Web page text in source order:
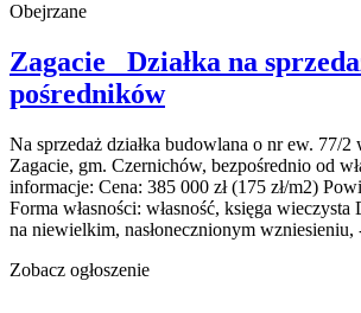
Obejrzane
Zagacie Działka na
pośredników
Na sprzedaż działka budowlana o nr ew. 77/2
Zagacie, gm. Czernichów, bezpośrednio od
informacje: Cena: 385 000 zł (175 zł/m2)
Forma własności: własność, księga wieczysta
na niewielkim, nasłonecznionym wzniesieniu,
Zobacz ogłoszenie